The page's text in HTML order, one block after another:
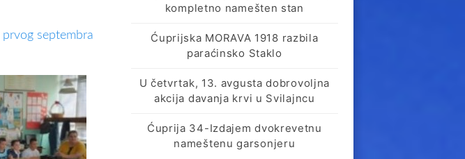
prvog septembra
kompletno namešten stan
Ćuprijska MORAVA 1918 razbila
paraćinsko Staklo
U četvrtak, 13. avgusta dobrovoljna
akcija davanja krvi u Svilajncu
Ćuprija 34-Izdajem dvokrevetnu
nameštenu garsonjeru